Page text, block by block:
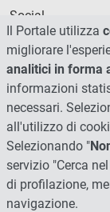
Social
Il Portale utilizza
migliorare
analitici in forma
informazioni
necessari.
all'utilizzo di
Selezionando "
servizio "Cerca
di profilazione,
navigazione.